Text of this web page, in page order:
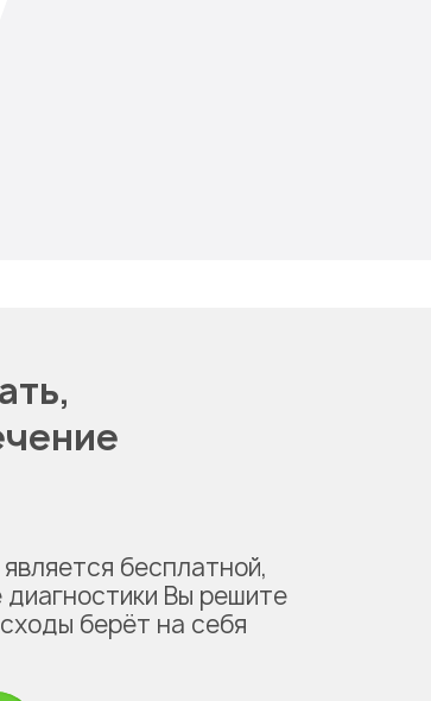
бесплатной,
Вы решите
берёт на себя